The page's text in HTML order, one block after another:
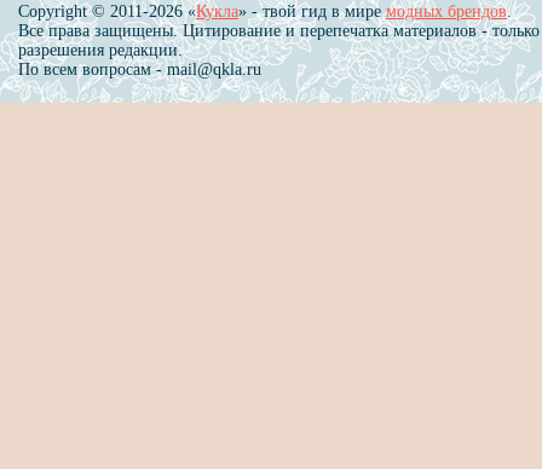
Copyright © 2011-2026 «Кукла» - твой гид в миремодных брендов.
Все права защищены. Цитирование и перепечатка материалов - только
разрешения редакции.
По всем вопросам - mail@qkla.ru